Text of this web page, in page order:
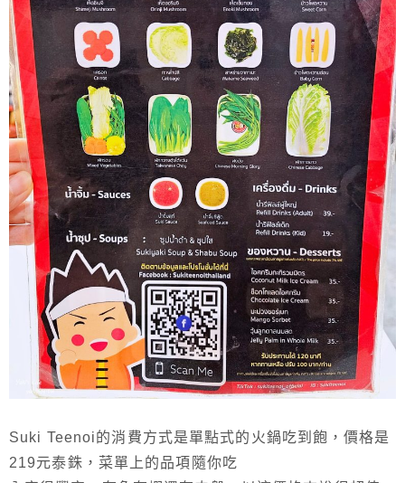
Suki Teenoi的消費方式是單點式的火鍋吃到飽，價格是
219元泰銖，菜單上的品項隨你吃